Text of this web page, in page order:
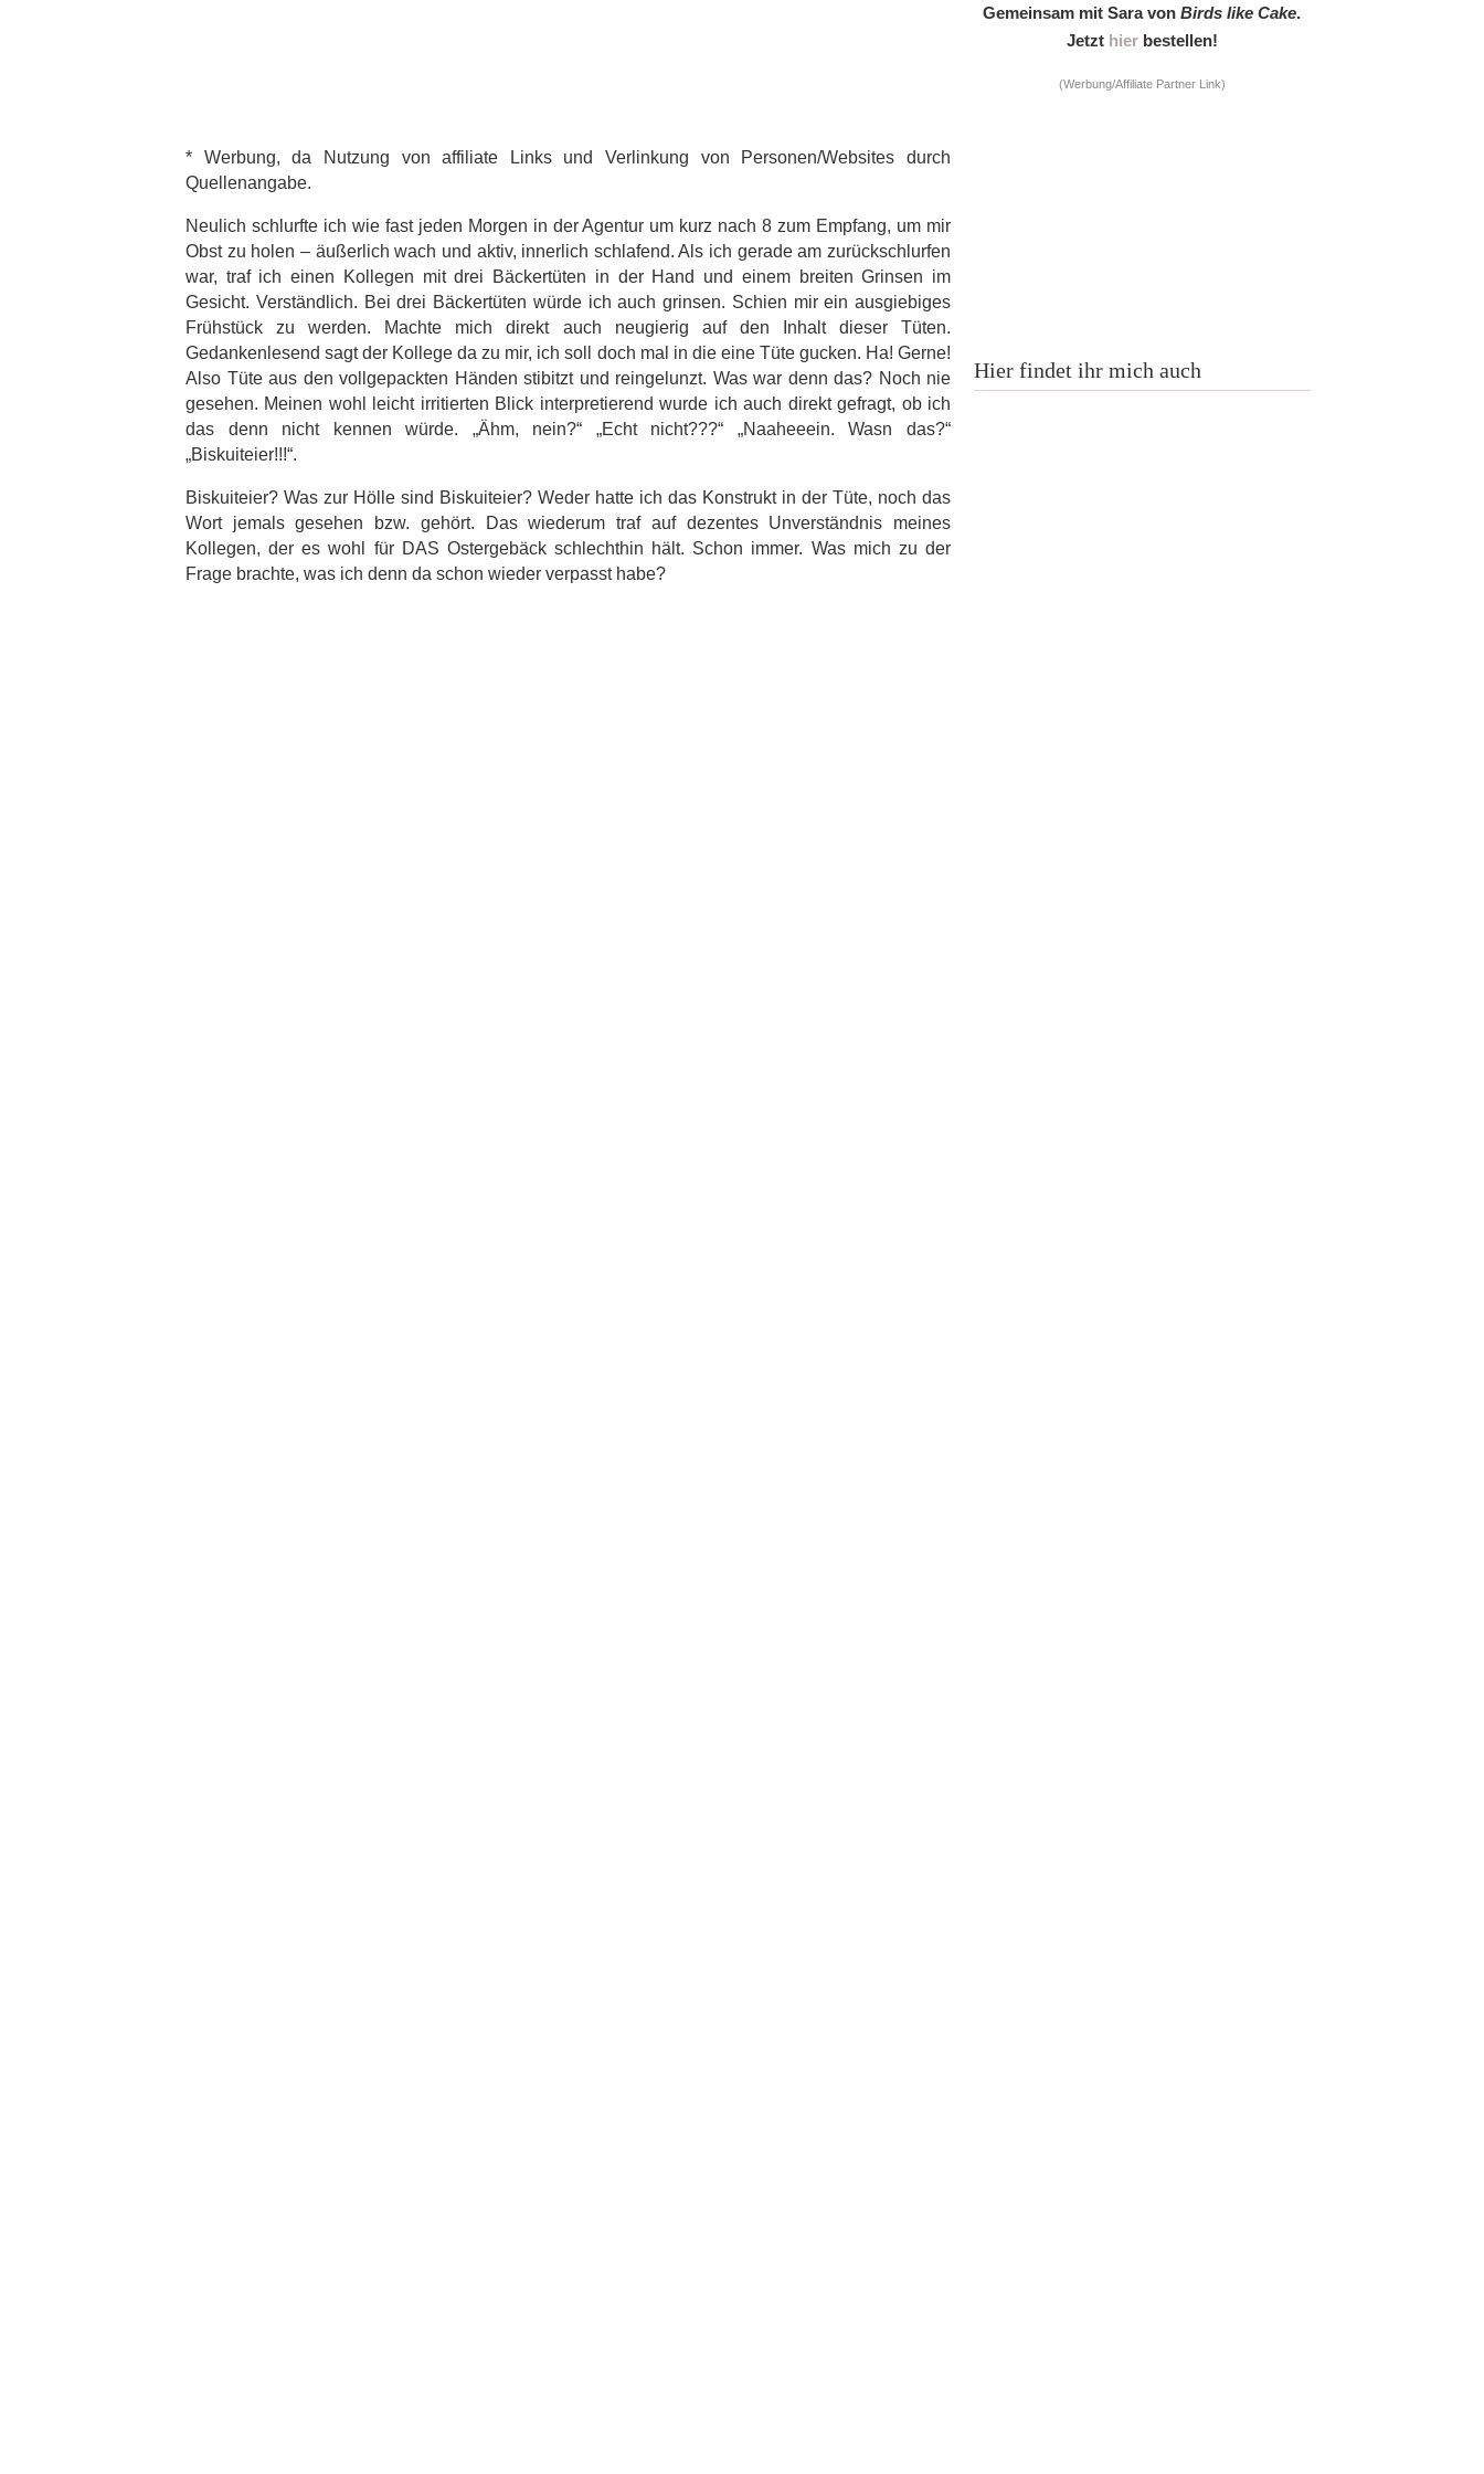
* Werbung, da Nutzung von affiliate Links und Verlinkung von Personen/Websites durch
Quellenangabe.
Neulich schlurfte ich wie fast jeden Morgen in der Agentur um kurz nach 8 zum Empfang, um mir
Obst zu holen – äußerlich wach und aktiv, innerlich schlafend. Als ich gerade am zurückschlurfen
war, traf ich einen Kollegen mit drei Bäckertüten in der Hand und einem breiten Grinsen im
Gesicht. Verständlich. Bei drei Bäckertüten würde ich auch grinsen. Schien mir ein ausgiebiges
Frühstück zu werden. Machte mich direkt auch neugierig auf den Inhalt dieser Tüten.
Gedankenlesend sagt der Kollege da zu mir, ich soll doch mal in die eine Tüte gucken. Ha! Gerne!
Also Tüte aus den vollgepackten Händen stibitzt und reingelunzt. Was war denn das? Noch nie
gesehen. Meinen wohl leicht irritierten Blick interpretierend wurde ich auch direkt gefragt, ob ich
das denn nicht kennen würde. „Ähm, nein?“ „Echt nicht???“ „Naaheeein. Wasn das?“
„Biskuiteier!!!“.
Biskuiteier? Was zur Hölle sind Biskuiteier? Weder hatte ich das Konstrukt in der Tüte, noch das
Wort jemals gesehen bzw. gehört. Das wiederum traf auf dezentes Unverständnis meines
Kollegen, der es wohl für DAS Ostergebäck schlechthin hält. Schon immer. Was mich zu der
Frage brachte, was ich denn da schon wieder verpasst habe?
Gemeinsam mit Sara vonBirds like Cake.
Jetzt hierbestellen!
(Werbung/Affiliate Partner Link)
Hier findet ihr mich auch